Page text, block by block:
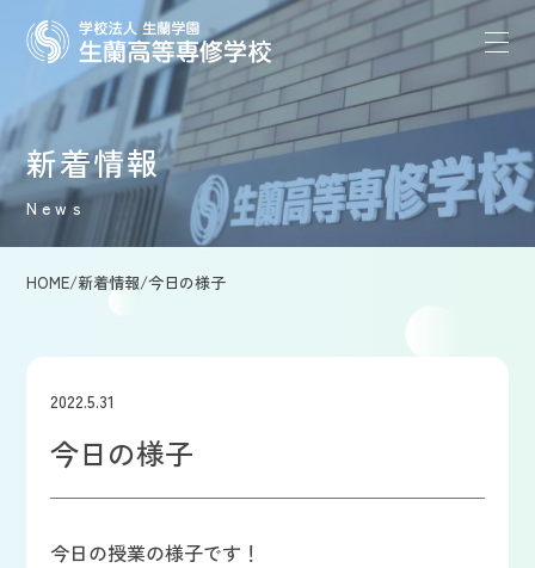
新着情報
News
HOME/新着情報/今日の様子
2022.5.31
今日の様子
今日の授業の様子です！